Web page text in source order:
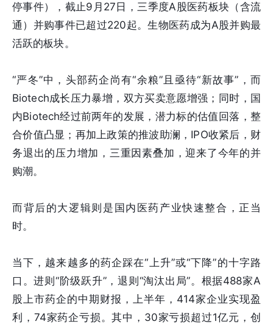
停事件），截止9月27日，三季度A股医药板块（含流
通）并购事件已超过220起。生物医药成为A股并购最
活跃的板块。
“严冬”中，头部药企尚有“余粮”且亟待“新故事”，而
Biotech成长压力暴增，双方买卖意愿增强；同时，国
内Biotech经过前两年的发展，潜力标的估值回落，整
合价值凸显；再加上政策的推波助澜，IPO收紧后，财
务退出的压力增加，三重因素叠加，迎来了今年的并
购潮。
而背后的大逻辑则是国内医药产业快速整合，正当
时。
当下，越来越多的药企踩在“上升”或“下降”的十字路
口。进则“阶级跃升”，退则“淘汰出局”。根据488家A
股上市药企的中期财报，上半年，414家企业实现盈
利，74家药企亏损。其中，30家亏损超过1亿元，创